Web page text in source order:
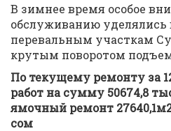
В зимнее время особое
обслуживанию
перевальным участкам
крутым поворотом
По текущему ремонту за
работ на сумму 50674,8
ямочный ремонт
сом